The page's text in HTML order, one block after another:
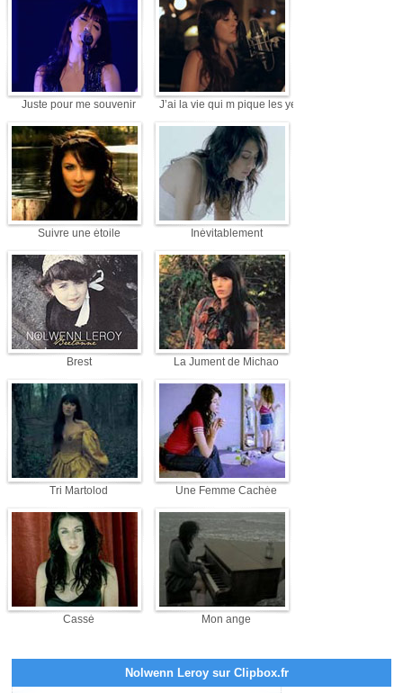
Juste pour me souvenir J’ai la vie qui m pique les yeux
Suivre une étoile Inévitablement
Brest La Jument de Michao
Tri Martolod Une Femme Cachée
Cassé Mon ange
Nolwenn Leroy sur Clipbox.fr